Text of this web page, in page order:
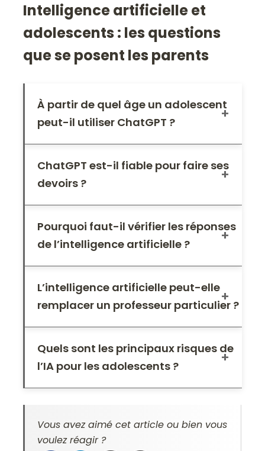
Intelligence artificielle et
adolescents : les questions
que se posent les parents
À partir de quel âge un adolescent
peut-il utiliser ChatGPT ?
ChatGPT est-il fiable pour faire ses
devoirs ?
Pourquoi faut-il vérifier les réponses
de l’intelligence artificielle ?
L’intelligence artificielle peut-elle
remplacer un professeur particulier ?
Quels sont les principaux risques de
l’IA pour les adolescents ?
Vous avez aimé cet article ou bien vous
voulez réagir ?